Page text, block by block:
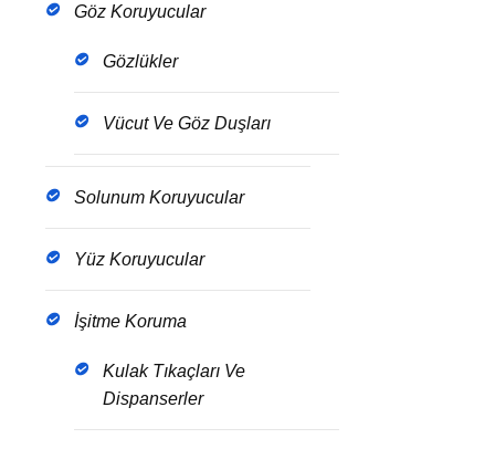
Göz Koruyucular
Gözlükler
Vücut Ve Göz Duşları
Solunum Koruyucular
Yüz Koruyucular
İşitme Koruma
Kulak Tıkaçları Ve
Dispanserler